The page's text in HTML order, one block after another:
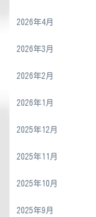
2026年4月
2026年3月
2026年2月
2026年1月
2025年12月
2025年11月
2025年10月
2025年9月